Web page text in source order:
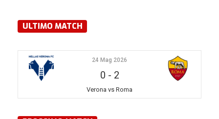
ULTIMO MATCH
24 Mag 2026
0 - 2
Verona vs Roma